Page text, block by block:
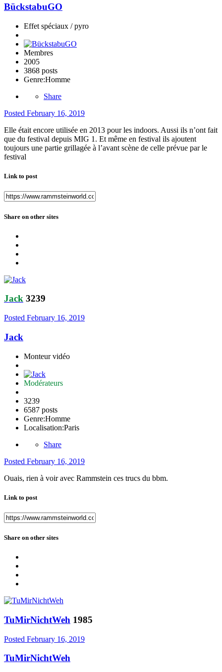
BückstabuGO
Effet spéciaux / pyro
Membres
2005
3868 posts
Genre:Homme
Share
Posted February 16, 2019
Elle était encore utilisée en 2013 pour les indoors. Aussi ils n’ont fait
que du festival depuis MIG 1. Et même en festival ils ajoutent
toujours une partie grillagée à l’avant scène de celle prévue par le
festival
Link to post
Share on other sites
Jack 3239
Posted February 16, 2019
Jack
Monteur vidéo
Modérateurs
3239
6587 posts
Genre:Homme
Localisation:Paris
Share
Posted February 16, 2019
Ouais, rien à voir avec Rammstein ces trucs du bbm.
Link to post
Share on other sites
TuMirNichtWeh 1985
Posted February 16, 2019
TuMirNichtWeh